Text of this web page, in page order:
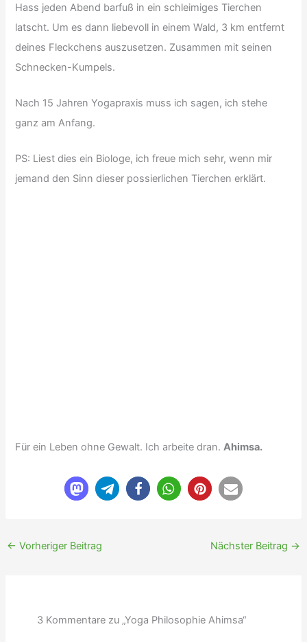
Hass jeden Abend barfuß in ein schleimiges Tierchen
latscht. Um es dann liebevoll in einem Wald, 3 km entfernt
deines Fleckchens auszusetzen. Zusammen mit seinen
Schnecken-Kumpels.
Nach 15 Jahren Yogapraxis muss ich sagen, ich stehe
ganz am Anfang.
PS: Liest dies ein Biologe, ich freue mich sehr, wenn mir
jemand den Sinn dieser possierlichen Tierchen erklärt.
Für ein Leben ohne Gewalt. Ich arbeite dran.Ahimsa.
← Vorheriger Beitrag Nächster Beitrag →
3 Kommentare zu „Yoga Philosophie Ahimsa“